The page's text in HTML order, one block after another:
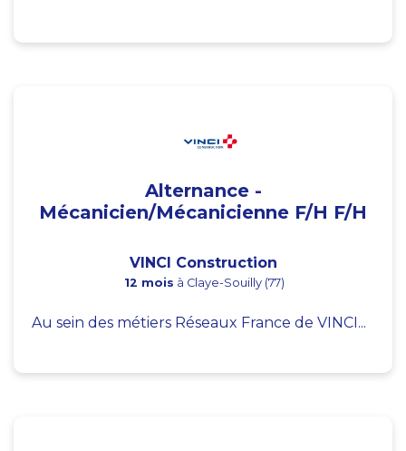
Alternance -
Mécanicien/Mécanicienne F/H F/H
VINCI Construction
12 mois à Claye-Souilly (77)
Au sein des métiers Réseaux France de VINCI...